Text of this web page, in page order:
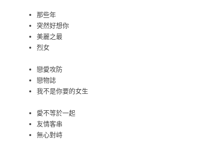
那些年
突然好想你
美麗之最
烈女
戀愛攻防
戀物誌
我不是你要的女生
愛不等於一起
友情客串
無心對峙